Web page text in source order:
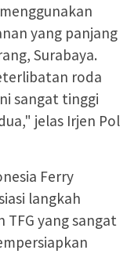
yang panjang
Surabaya.
roda
sangat tinggi
jelas Irjen Pol
Ferry
langkah
yang sangat